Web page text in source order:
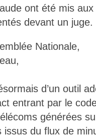
ont été mis
devant un juge.
Nationale,
d’un outil
entrant par le
générées
du flux de